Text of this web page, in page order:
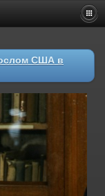
США в